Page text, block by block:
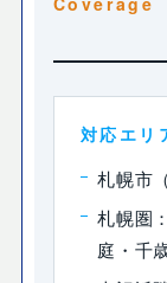
対応エリ
札幌市
札幌圏
庭・千